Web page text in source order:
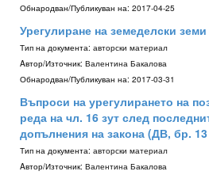
Обнародван/Публикуван на: 2017-04-25
Урегулиране на земеделски
Тип на документа: авторски материал
Aвтор/Източник: Валентина Бакалова
Обнародван/Публикуван на: 2017-03-31
Въпроси на урегулирането на
реда на чл. 16 зут след
допълнения на закона (ДВ, бр. 13
Тип на документа: авторски материал
Aвтор/Източник: Валентина Бакалова